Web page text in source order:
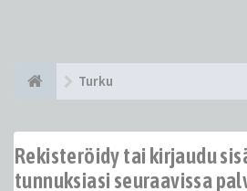
Turku
Rekisteröidy tai kirjaudu
tunnuksiasi seuraavissa